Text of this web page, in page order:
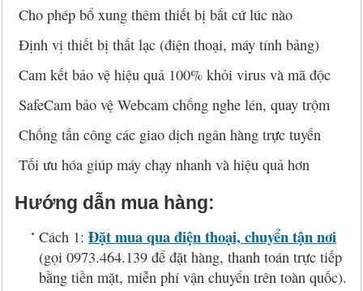
Cho phép bổ xung thêm thiết bị bất cứ lúc nào
Định vị thiết bị thất lạc (điện thoại, máy tính bảng)
Cam kết bảo vệ hiệu quả 100% khỏi virus và mã độc
SafeCam bảo vệ Webcam chống nghe lén, quay trộm
Chống tấn công các giao dịch ngân hàng trực tuyến
Tối ưu hóa giúp máy chạy nhanh và hiệu quả hơn
Hướng dẫn mua hàng:
Cách 1: Đặt mua qua điện thoại, chuyển tận nơi
(gọi 0973.464.139 để đặt hàng, thanh toán trực tiếp
bằng tiền mặt, miễn phí vận chuyển trên toàn quốc).